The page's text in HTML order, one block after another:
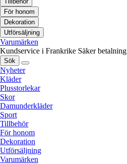
För honom
Dekoration
Utförsäljning
Varumärken
Kundservice i Frankrike Säker betalning
Sök
Nyheter
Kläder
Plusstorlekar
Skor
Damunderkläder
Sport
Tillbehör
För honom
Dekoration
Utförsäljning
Varumärken